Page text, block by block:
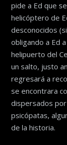
pide a Ed que
helicóptero de
desconocidos
obligando a Ed
helipuerto del
un salto, justo
regresará a
se encontrara
dispersados
psicópatas,
de la historia.